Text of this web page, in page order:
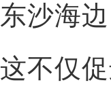
东沙海
这不仅